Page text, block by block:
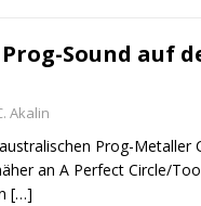
Sound auf
Akalin
Prog-Metaller
an A Perfect Circle/
[…]